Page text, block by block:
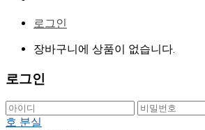
로그인
장바구니에 상품이 없습니다.
로그인
호 분실